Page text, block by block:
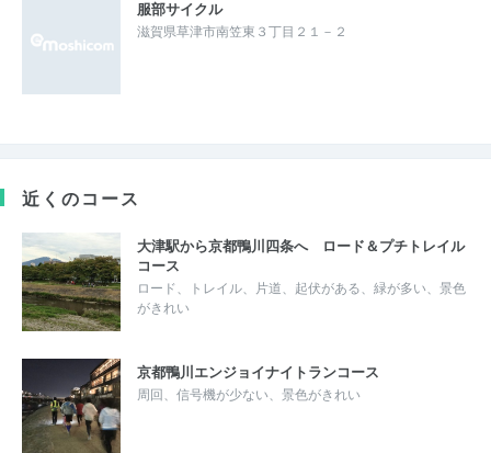
服部サイクル
滋賀県草津市南笠東３丁目２１－２
近くのコース
大津駅から京都鴨川四条へ ロード＆プチトレイル
コース
ロード、トレイル、片道、起伏がある、緑が多い、景色
がきれい
京都鴨川エンジョイナイトランコース
周回、信号機が少ない、景色がきれい